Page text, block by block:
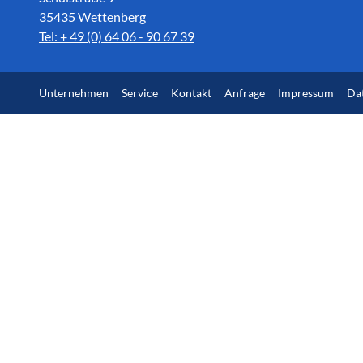
35435 Wettenberg
Tel: + 49 (0) 64 06 - 90 67 39
Unternehmen Service Kontakt Anfrage Impressum